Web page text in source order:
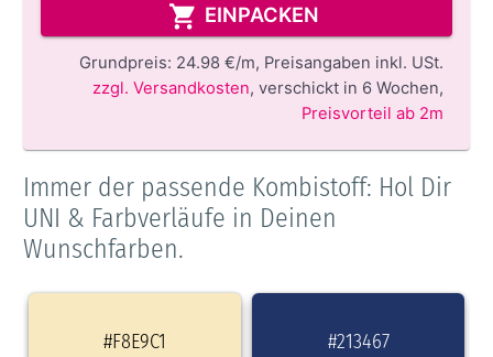
EINPACKEN
Grundpreis: 24.98 €/m, Preisangaben inkl. USt.
zzgl. Versandkosten,verschickt in 6 Wochen,
Preisvorteil ab 2m
Immer der passende Kombistoff: Hol Dir
UNI & Farbverläufe in Deinen
Wunschfarben.
#F8E9C1 #213467